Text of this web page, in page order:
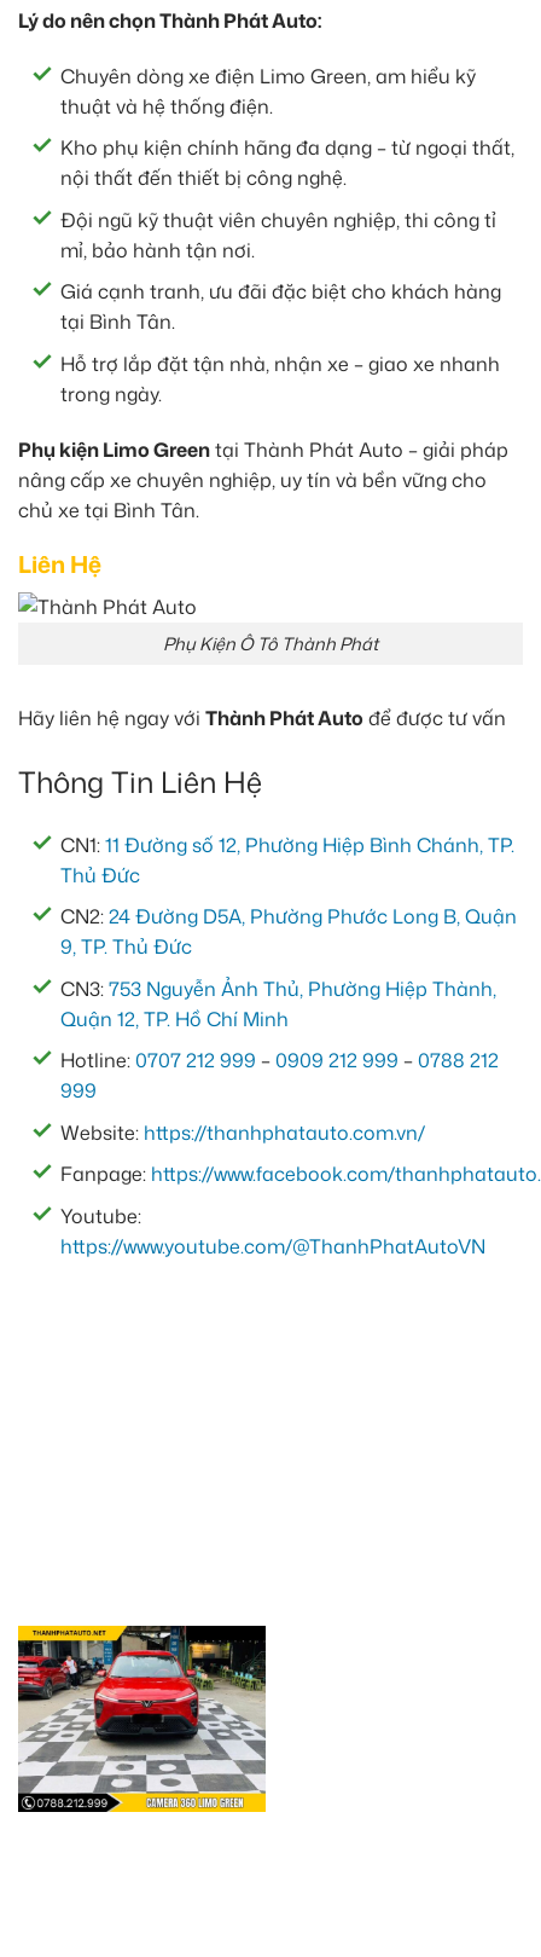
Lý do nên chọn Thành Phát Auto:
Chuyên dòng xe điện Limo Green, am hiểu kỹ
thuật và hệ thống điện.
Kho phụ kiện chính hãng đa dạng – từ ngoại thất,
nội thất đến thiết bị công nghệ.
Đội ngũ kỹ thuật viên chuyên nghiệp, thi công tỉ
mỉ, bảo hành tận nơi.
Giá cạnh tranh, ưu đãi đặc biệt cho khách hàng
tại Bình Tân.
Hỗ trợ lắp đặt tận nhà, nhận xe – giao xe nhanh
trong ngày.
Phụ kiện Limo Greentại Thành Phát Auto – giải pháp
nâng cấp xe chuyên nghiệp, uy tín và bền vững cho
chủ xe tại Bình Tân.
Liên Hệ
Phụ Kiện Ô Tô Thành Phát
Hãy liên hệ ngay với Thành Phát Auto để được tư vấn
Thông Tin Liên Hệ
CN1:11 Đường số 12, Phường Hiệp Bình Chánh, TP.
Thủ Đức
CN2:24 Đường D5A, Phường Phước Long B, Quận
9, TP. Thủ Đức
CN3:753 Nguyễn Ảnh Thủ, Phường Hiệp Thành,
Quận 12, TP. Hồ Chí Minh
Hotline:0707 212 999 –0909 212 999 –0788 212
999
Website: https://thanhphatauto.com.vn/
Fanpage: https://www.facebook.com/
Youtube:
https://www.youtube.com/@ThanhPhatAutoVN